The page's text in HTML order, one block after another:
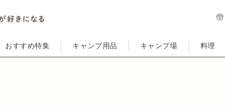
おすすめ特集 キャンプ用品 キャンプ場 料理